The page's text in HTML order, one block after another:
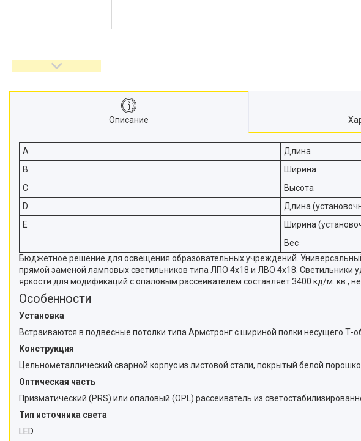
Описание
A Длина
B
Ширина
C
Высота
D
Длина
E
Ширина
Вес
Бюджетное решение для освещения образовательных учреждений.
прямой заменой ламповых светильников типа ЛПО 4x18 и ЛВО 4x18. Светильники
яркости для модификаций с опаловым рассеивателем составляет 3400 кд/м. кв.,
Особенности
Установка
Встраиваются в подвесные потолки типа Армстронг с шириной полки несущего Т-
Конструкция
Цельнометаллический сварной корпус из листовой стали, покрытый белой
Оптическая часть
Призматический (PRS) или опаловый (OPL) рассеиватель из
Тип источника света
LED